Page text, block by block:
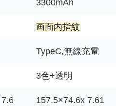
3300mAh
画面内指紋
TypeC,無線充電
3色+透明
157.5×74.6x 7.61